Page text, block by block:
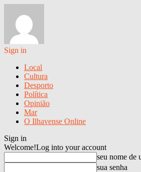
Sign in
Local
Cultura
Desporto
Política
Opinião
Mar
O Ilhavense Online
Sign in
Welcome!Log into your account
seu nome de
sua senha